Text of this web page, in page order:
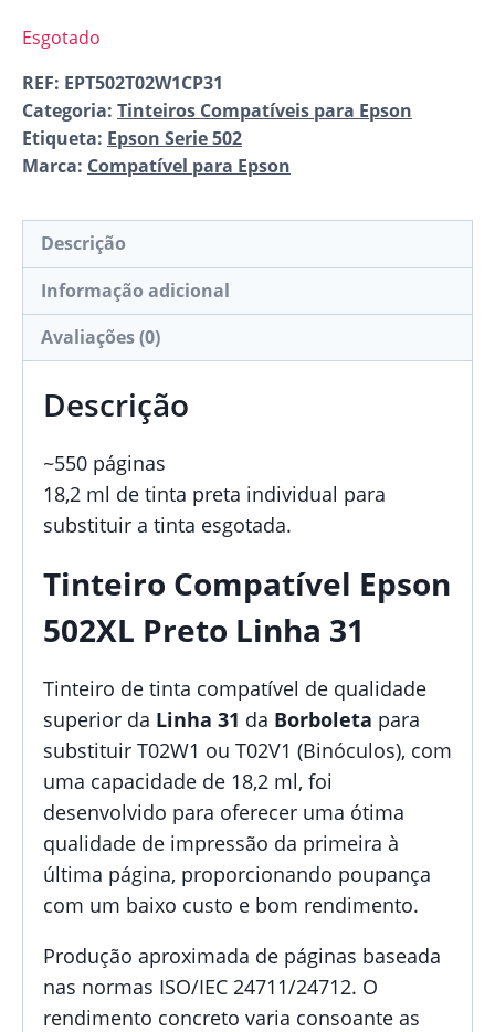
Esgotado
REF: EPT502T02W1CP31
Categoria: Tinteiros Compatíveis para Epson
Etiqueta: Epson Serie 502
Marca: Compatível para Epson
Descrição
Informação adicional
Avaliações (0)
Descrição
~550 páginas
18,2 ml de tinta preta individual para
substituir a tinta esgotada.
Tinteiro Compatível Epson
502XL Preto Linha 31
Tinteiro de tinta compatível de qualidade
superior da Linha 31 da Borboleta para
substituir T02W1 ou T02V1 (Binóculos), com
uma capacidade de 18,2 ml, foi
desenvolvido para oferecer uma ótima
qualidade de impressão da primeira à
última página, proporcionando poupança
com um baixo custo e bom rendimento.
Produção aproximada de páginas baseada
nas normas ISO/IEC 24711/24712. O
rendimento concreto varia consoante as